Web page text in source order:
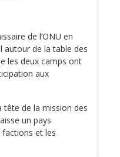
de l’ONU en
autour de la table des
les deux camps ont
aux
tête de la mission des
un pays
et les